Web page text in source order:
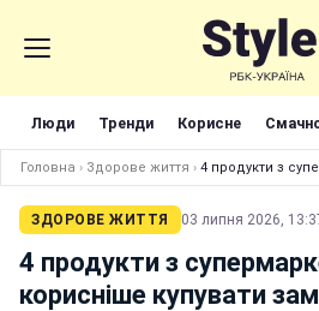
Люди Тренди Корисне
Головна › Здорове життя › 4 продукти з
ЗДОРОВЕ ЖИТТЯ 03 липня 2026,
4 продукти з
корисніше купувати